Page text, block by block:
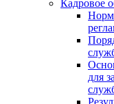
Кадровое
для